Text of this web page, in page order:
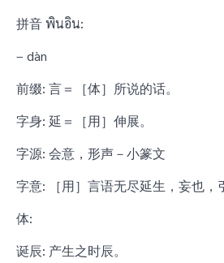
拼音 พินอิน:
– dàn
前缀: 言＝［体］所说的话。
字身: 延＝［用］伸展。
字源: 会意，形声－小篆文
字意: ［用］言语无尽延生，妄也，
体:
诞辰: 产生之时辰。